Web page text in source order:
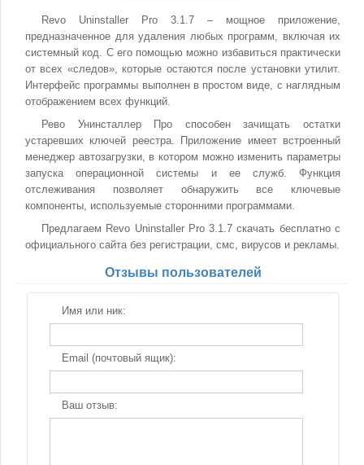
Revo Uninstaller Pro 3.1.7 – мощное приложение,
предназначенное для удаления любых программ, включая их
системный код. С его помощью можно избавиться практически
от всех «следов», которые остаются после установки утилит.
Интерфейс программы выполнен в простом виде, с наглядным
отображением всех функций.
Рево Унинсталлер Про способен зачищать остатки
устаревших ключей реестра. Приложение имеет встроенный
менеджер автозагрузки, в котором можно изменить параметры
запуска операционной системы и ее служб. Функция
отслеживания позволяет обнаружить все ключевые
компоненты, используемые сторонними программами.
Предлагаем Revo Uninstaller Pro 3.1.7 скачать бесплатно с
официального сайта без регистрации, смс, вирусов и рекламы.
Отзывы пользователей
Имя или ник:
Email (почтовый ящик):
Ваш отзыв: